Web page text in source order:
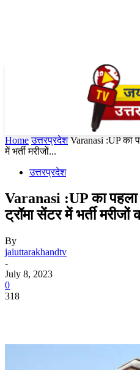
Home उत्तरप्रदेश Varanasi :UP का
में भर्ती मरीजों...
उत्तरप्रदेश
Varanasi :UP का पहला
ट्रॉमा सेंटर में भर्ती
By
jaiuttarakhandtv
-
July 8, 2023
0
318